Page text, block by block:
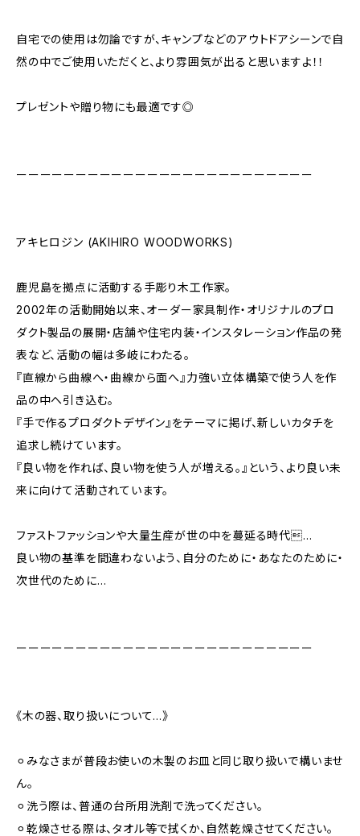
自宅での使用は勿論ですが、キャンプなどのアウトドアシーンで自
然の中でご使用いただくと、より雰囲気が出ると思いますよ！！
プレゼントや贈り物にも最適です◎
ーーーーーーーーーーーーーーーーーーーーーーーーー
アキヒロジン (AKIHIRO WOODWORKS)
鹿児島を拠点に活動する手彫り木工作家。
2002年の活動開始以来、オーダー家具制作・オリジナルのプロ
ダクト製品の展開・店舗や住宅内装・インスタレーション作品の発
表など、活動の幅は多岐にわたる。
『直線から曲線へ・曲線から面へ』力強い立体構築で使う人を作
品の中へ引き込む。
『手で作るプロダクトデザイン』をテーマに掲げ、新しいカタチを
追求し続けています。
『良い物を作れば、良い物を使う人が増える。』という、より良い未
来に向けて活動されています。
ファストファッションや大量生産が世の中を蔓延る時代…
良い物の基準を間違わないよう、自分のために・あなたのために・
次世代のために…
ーーーーーーーーーーーーーーーーーーーーーーーーー
《木の器、取り扱いについて…》
⚪︎みなさまが普段お使いの木製のお皿と同じ取り扱いで構いませ
ん。
⚪︎洗う際は、普通の台所用洗剤で洗ってください。
⚪︎乾燥させる際は、タオル等で拭くか、自然乾燥させてください。